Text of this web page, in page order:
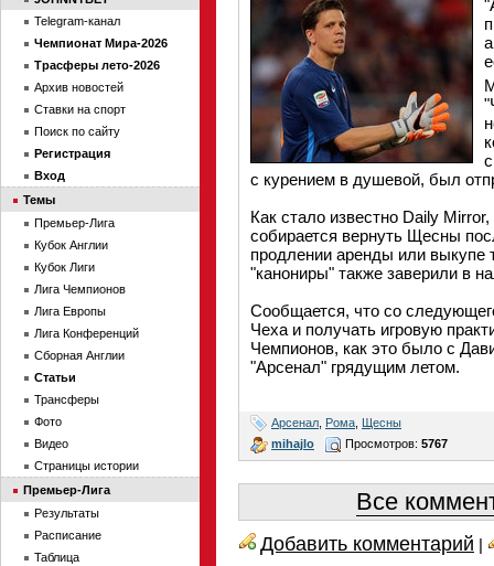
с курением в душевой, был
Как стало известно Daily
собирается вернуть Щесны
продлении аренды или выкупе
"канониры" также заверили в
Сообщается, что со
Чеха и получать игровую
Чемпионов, как это было с
"Арсенал" грядущим летом.
Арсенал Рома Щесны
mihajlo
Просмотров: 5767
Все
Добавить комментарий |
Telegram-канал
Чемпионат Мира-2026
Трасферы лето-2026
Архив новостей
Ставки на спорт
Поиск по сайту
Регистрация
Вход
Темы
Премьер-Лига
Кубок Англии
Кубок Лиги
Лига Чемпионов
Лига Европы
Лига Конференций
Сборная Англии
Статьи
Трансферы
Фото
Видео
Страницы истории
Премьер-Лига
Результаты
Расписание
Таблица